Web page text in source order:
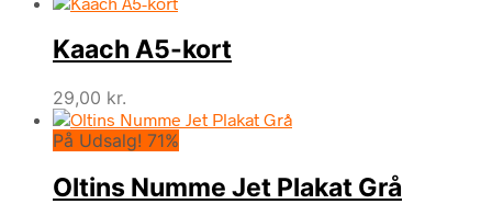
Kaach A5-kort
29,00 kr.
På Udsalg! 71%
Oltins Numme Jet Plakat Grå